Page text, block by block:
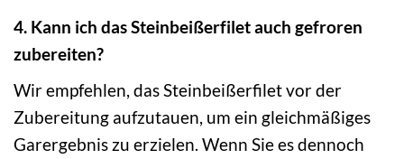
4. Kann ich das Steinbeißerfilet auch gefroren
zubereiten?
Wir empfehlen, das Steinbeißerfilet vor der
Zubereitung aufzutauen, um ein gleichmäßiges
Garergebnis zu erzielen. Wenn Sie es dennoch